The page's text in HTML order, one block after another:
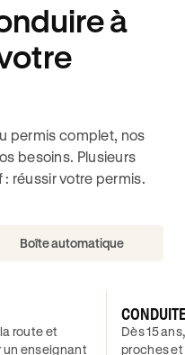
à
permis complet, nos
besoins. Plusieurs
réussir votre permis.
Boîte automatique
route et
un enseignant
Dès 15
proches